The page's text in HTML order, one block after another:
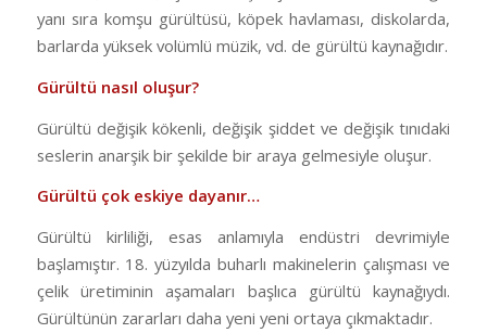
yanı sıra komşu gürültüsü, köpek havlaması, diskolarda,
barlarda yüksek volümlü müzik, vd. de gürültü kaynağıdır.
Gürültü nasıl oluşur?
Gürültü değişik kökenli, değişik şiddet ve değişik tınıdaki
seslerin anarşik bir şekilde bir araya gelmesiyle oluşur.
Gürültü çok eskiye dayanır…
Gürültü kirliliği, esas anlamıyla endüstri devrimiyle
başlamıştır. 18. yüzyılda buharlı makinelerin çalışması ve
çelik üretiminin aşamaları başlıca gürültü kaynağıydı.
Gürültünün zararları daha yeni yeni ortaya çıkmaktadır.